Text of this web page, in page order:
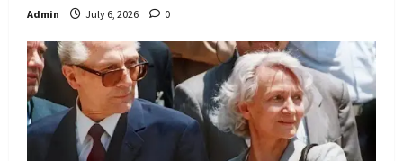
Admin July 6, 2026 0